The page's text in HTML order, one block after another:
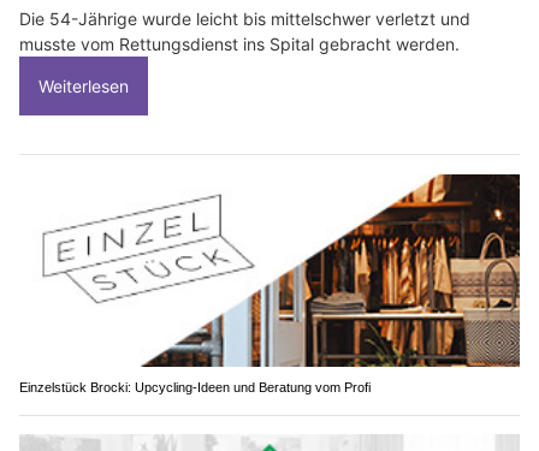
Die 54-Jährige wurde leicht bis mittelschwer verletzt und
musste vom Rettungsdienst ins Spital gebracht werden.
Weiterlesen
Einzelstück Brocki: Upcycling-Ideen und Beratung vom Profi